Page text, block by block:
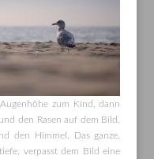
zum Kind, dann
den Rasen auf dem Bild,
den Himmel. Das ganze,
verpasst dem Bild eine